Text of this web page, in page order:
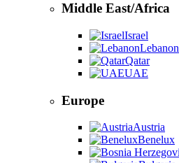
Middle East/Africa
Israel
Lebanon
Qatar
UAE
Europe
Austria
Benelux